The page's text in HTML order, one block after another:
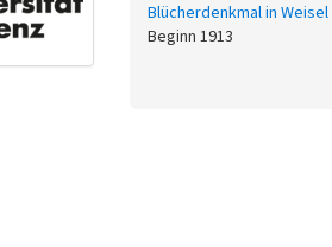
Blücherdenkmal in Weisel
Beginn 1913